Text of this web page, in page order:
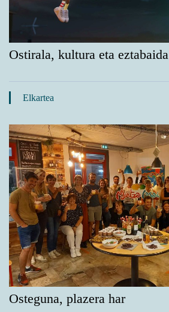
Ostirala, kultura eta eztabaida
Elkartea
Osteguna, plazera har